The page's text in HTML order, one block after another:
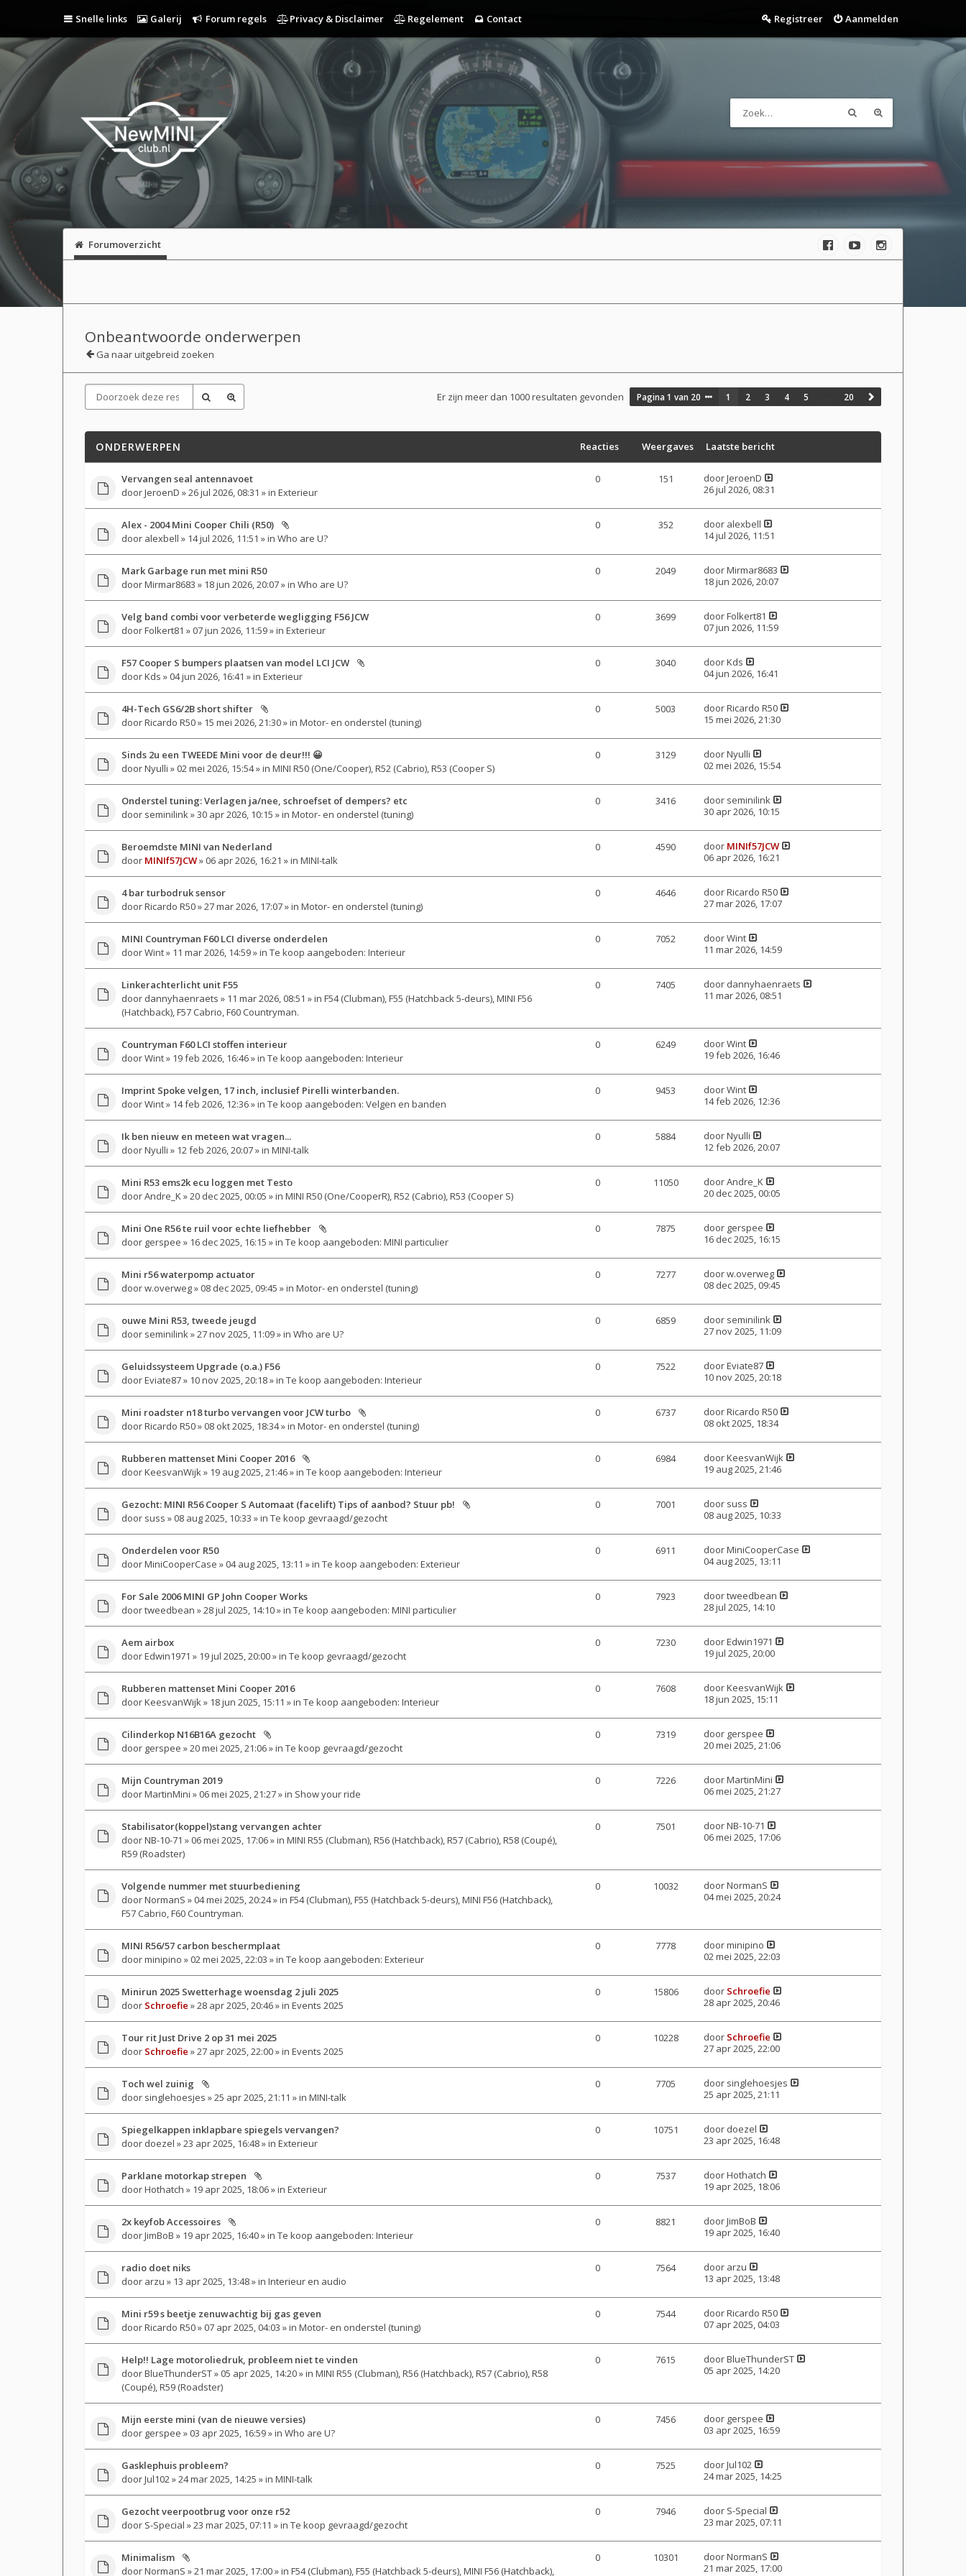
Snelle links Galerij Forum regels Privacy & Disclaimer Regelement Contact Aanmelden
Registreer
Forumoverzicht
Onbeantwoorde onderwerpen
Ga naar uitgebreid zoeken
Er zijn meer dan 1000 resultaten gevonden Pagina1 van 20 1 2 3 4 5 20
ONDERWERPEN Reacties Weergaves Laatste bericht
Vervangen seal antennavoet
doorJeroenD » 26 jul 2026, 08:31 » in Exterieur
0 151 doorJeroenD
26 jul 2026, 08:31
Alex - 2004 Mini Cooper Chili (R50)
door alexbell » 14 jul 2026, 11:51 » in Who are U?
0 352 door alexbell
14 jul 2026, 11:51
Mark Garbage run met mini R50
doorMirmar8683 » 18 jun 2026, 20:07 » in Who are U?
0 2049 doorMirmar8683
18 jun 2026, 20:07
Velg band combi voor verbeterde wegligging F56 JCW
doorFolkert81 » 07 jun 2026, 11:59 » in Exterieur
0 3699 doorFolkert81
07 jun 2026, 11:59
F57 Cooper S bumpers plaatsen van model LCI JCW
doorKds » 04 jun 2026, 16:41 » in Exterieur
0 3040 doorKds
04 jun 2026, 16:41
4H-Tech GS6/2B short shifter
doorRicardo R50» 15 mei 2026, 21:30 » in Motor- en onderstel (tuning)
0 5003 doorRicardo R50
15 mei 2026, 21:30
Sinds 2u een TWEEDE Mini voor de deur!!! 😀
doorNyulli » 02 mei 2026, 15:54 » in MINI R50 (One/Cooper), R52 (Cabrio), R53 (Cooper S)
0 3129 doorNyulli
02 mei 2026, 15:54
Onderstel tuning: Verlagen ja/nee, schroefset of dempers? etc
door seminilink » 30 apr 2026, 10:15 » in Motor- en onderstel (tuning)
0 3416 door seminilink
30 apr 2026, 10:15
Beroemdste MINI van Nederland
door MINIf57JCW» 06 apr 2026, 16:21 » in MINI-talk
0 4590 door MINIf57JCW
06 apr 2026, 16:21
4 bar turbodruk sensor
doorRicardo R50» 27 mar 2026, 17:07 » in Motor- en onderstel (tuning)
0 4646 doorRicardo R50
27 mar 2026, 17:07
MINI Countryman F60 LCI diverse onderdelen
doorWint» 11 mar 2026, 14:59 » in Te koop aangeboden: Interieur
0 7052 doorWint
11 mar 2026, 14:59
Linkerachterlicht unit F55
door dannyhaenraets » 11 mar 2026, 08:51 » in F54 (Clubman), F55 (Hatchback 5-deurs), MINI F56
(Hatchback), F57 Cabrio, F60 Countryman.
0 7405 door dannyhaenraets
11 mar 2026, 08:51
Countryman F60 LCI stoffen interieur
doorWint» 19 feb 2026, 16:46 » in Te koop aangeboden: Interieur
0 6249 doorWint
19 feb 2026, 16:46
Imprint Spoke velgen, 17 inch, inclusief Pirelli winterbanden.
doorWint» 14 feb 2026, 12:36 » in Te koop aangeboden: Velgen en banden
0 9453 doorWint
14 feb 2026, 12:36
Ik ben nieuw en meteen wat vragen...
doorNyulli » 12 feb 2026, 20:07 » in MINI-talk
0 5884 doorNyulli
12 feb 2026, 20:07
Mini R53 ems2k ecu loggen met Testo
doorAndre_K » 20 dec 2025, 00:05 » in MINI R50 (One/CooperR), R52 (Cabrio), R53 (Cooper S)
0 11050 doorAndre_K
20 dec 2025, 00:05
Mini One R56 te ruil voor echte liefhebber
door gerspee » 16 dec 2025, 16:15 » in Te koop aangeboden: MINI particulier
0 7875 door gerspee
16 dec 2025, 16:15
Mini r56 waterpomp actuator
doorw.overweg» 08 dec 2025, 09:45 » in Motor- en onderstel (tuning)
0 7277 doorw.overweg
08 dec 2025, 09:45
ouwe Mini R53, tweede jeugd
door seminilink » 27 nov 2025, 11:09 » in Who are U?
0 6859 door seminilink
27 nov 2025, 11:09
Geluidssysteem Upgrade (o.a.) F56
doorEviate87» 10 nov 2025, 20:18 » in Te koop aangeboden: Interieur
0 7522 doorEviate87
10 nov 2025, 20:18
Mini roadster n18 turbo vervangen voor JCW turbo
doorRicardo R50» 08 okt 2025, 18:34 » in Motor- en onderstel (tuning)
0 6737 doorRicardo R50
08 okt 2025, 18:34
Rubberen mattenset Mini Cooper 2016
doorKeesvanWijk » 19 aug 2025, 21:46 » in Te koop aangeboden: Interieur
0 6984 doorKeesvanWijk
19 aug 2025, 21:46
Gezocht: MINI R56 Cooper S Automaat (facelift) Tips of aanbod? Stuur pb!
door suss » 08 aug 2025, 10:33 » in Te koop gevraagd/gezocht
0 7001 door suss
08 aug 2025, 10:33
Onderdelen voor R50
doorMiniCooperCase » 04 aug 2025, 13:11 » in Te koop aangeboden: Exterieur
0 6911 doorMiniCooperCase
04 aug 2025, 13:11
For Sale 2006 MINI GP John Cooper Works
doortweedbean » 28 jul 2025, 14:10 » in Te koop aangeboden: MINI particulier
0 7923 doortweedbean
28 jul 2025, 14:10
Aem airbox
doorEdwin1971 » 19 jul 2025, 20:00 » in Te koop gevraagd/gezocht
0 7230 doorEdwin1971
19 jul 2025, 20:00
Rubberen mattenset Mini Cooper 2016
doorKeesvanWijk » 18 jun 2025, 15:11 » in Te koop aangeboden: Interieur
0 7608 doorKeesvanWijk
18 jun 2025, 15:11
Cilinderkop N16B16A gezocht
door gerspee » 20 mei 2025, 21:06 » in Te koop gevraagd/gezocht
0 7319 door gerspee
20 mei 2025, 21:06
Mijn Countryman 2019
doorMartinMini » 06 mei 2025, 21:27 » in Show your ride
0 7226 doorMartinMini
06 mei 2025, 21:27
Stabilisator(koppel)stang vervangen achter
doorNB-10-71 » 06 mei 2025, 17:06 » in MINI R55 (Clubman), R56 (Hatchback), R57 (Cabrio), R58 (Coupé),
R59 (Roadster)
0 7501 doorNB-10-71
06 mei 2025, 17:06
Volgende nummer met stuurbediening
doorNormanS » 04 mei 2025, 20:24 » in F54 (Clubman), F55 (Hatchback 5-deurs), MINI F56 (Hatchback),
F57 Cabrio, F60 Countryman.
0 10032 doorNormanS
04 mei 2025, 20:24
MINI R56/57 carbon beschermplaat
doorminipino » 02 mei 2025, 22:03 » in Te koop aangeboden: Exterieur
0 7778 doorminipino
02 mei 2025, 22:03
Minirun 2025 Swetterhage woensdag 2 juli 2025
door Schroefie » 28 apr 2025, 20:46 » in Events 2025
0 15806 door Schroefie
28 apr 2025, 20:46
Tour rit Just Drive 2 op 31 mei 2025
door Schroefie » 27 apr 2025, 22:00 » in Events 2025
0 10228 door Schroefie
27 apr 2025, 22:00
Toch wel zuinig
door singlehoesjes » 25 apr 2025, 21:11 » in MINI-talk
0 7705 door singlehoesjes
25 apr 2025, 21:11
Spiegelkappen inklapbare spiegels vervangen?
door doezel » 23 apr 2025, 16:48 » in Exterieur
0 10751 door doezel
23 apr 2025, 16:48
Parklane motorkap strepen
doorHothatch » 19 apr 2025, 18:06 » in Exterieur
0 7537 doorHothatch
19 apr 2025, 18:06
2x keyfob Accessoires
doorJimBoB » 19 apr 2025, 16:40 » in Te koop aangeboden: Interieur
0 8821 doorJimBoB
19 apr 2025, 16:40
radio doet niks
door arzu » 13 apr 2025, 13:48 » in Interieur en audio
0 7564 door arzu
13 apr 2025, 13:48
Mini r59 s beetje zenuwachtig bij gas geven
doorRicardo R50» 07 apr 2025, 04:03 » in Motor- en onderstel (tuning)
0 7544 doorRicardo R50
07 apr 2025, 04:03
Help!! Lage motoroliedruk, probleem niet te vinden
doorBlueThunderST» 05 apr 2025, 14:20 » in MINI R55 (Clubman), R56 (Hatchback), R57 (Cabrio), R58
(Coupé), R59 (Roadster)
0 7615 doorBlueThunderST
05 apr 2025, 14:20
Mijn eerste mini (van de nieuwe versies)
door gerspee » 03 apr 2025, 16:59 » in Who are U?
0 7456 door gerspee
03 apr 2025, 16:59
Gasklephuis probleem?
doorJul102 » 24 mar 2025, 14:25 » in MINI-talk
0 7525 doorJul102
24 mar 2025, 14:25
Gezocht veerpootbrug voor onze r52
door S-Special » 23 mar 2025, 07:11 » in Te koop gevraagd/gezocht
0 7946 door S-Special
23 mar 2025, 07:11
Minimalism
doorNormanS » 21 mar 2025, 17:00 » in F54 (Clubman), F55 (Hatchback 5-deurs), MINI F56 (Hatchback),
0 10301 doorNormanS
21 mar 2025, 17:00